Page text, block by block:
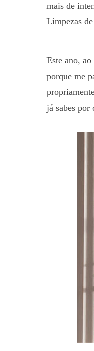
mais de
Limpezas
Este ano,
porque me
já sabes por